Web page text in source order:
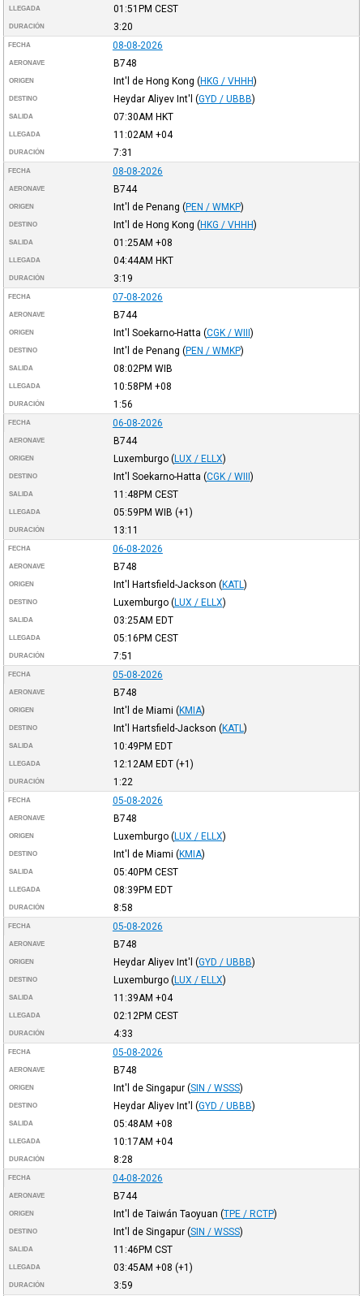
LLEGADA 01:51PM CEST
DURACIÓN 3:20
FECHA 08-08-2026
AERONAVE B748
ORIGEN Int'l de Hong Kong (HKG / VHHH)
DESTINO Heydar Aliyev Int'l (GYD / UBBB)
SALIDA 07:30AM HKT
LLEGADA 11:02AM +04
DURACIÓN 7:31
FECHA 08-08-2026
AERONAVE B744
ORIGEN Int'l de Penang (PEN / WMKP)
DESTINO Int'l de Hong Kong (HKG / VHHH)
SALIDA 01:25AM +08
LLEGADA 04:44AM HKT
DURACIÓN 3:19
FECHA 07-08-2026
AERONAVE B744
ORIGEN Int'l Soekarno-Hatta (CGK / WIII)
DESTINO Int'l de Penang (PEN / WMKP)
SALIDA 08:02PM WIB
LLEGADA 10:58PM +08
DURACIÓN 1:56
FECHA 06-08-2026
AERONAVE B744
ORIGEN Luxemburgo (LUX / ELLX)
DESTINO Int'l Soekarno-Hatta (CGK / WIII)
SALIDA 11:48PM CEST
LLEGADA 05:59PM WIB (+1)
DURACIÓN 13:11
FECHA 06-08-2026
AERONAVE B748
ORIGEN Int'l Hartsfield-Jackson (KATL )
DESTINO Luxemburgo (LUX / ELLX)
SALIDA 03:25AM EDT
LLEGADA 05:16PM CEST
DURACIÓN 7:51
FECHA 05-08-2026
AERONAVE B748
ORIGEN Int'l de Miami (KMIA)
DESTINO Int'l Hartsfield-Jackson (KATL )
SALIDA 10:49PM EDT
LLEGADA 12:12AM EDT(+1)
DURACIÓN 1:22
FECHA 05-08-2026
AERONAVE B748
ORIGEN Luxemburgo (LUX / ELLX)
DESTINO Int'l de Miami (KMIA)
SALIDA 05:40PM CEST
LLEGADA 08:39PM EDT
DURACIÓN 8:58
FECHA 05-08-2026
AERONAVE B748
ORIGEN Heydar Aliyev Int'l (GYD / UBBB)
DESTINO Luxemburgo (LUX / ELLX)
SALIDA 11:39AM +04
LLEGADA 02:12PM CEST
DURACIÓN 4:33
FECHA 05-08-2026
AERONAVE B748
ORIGEN Int'l de Singapur (SIN / WSSS)
DESTINO Heydar Aliyev Int'l (GYD / UBBB)
SALIDA 05:48AM +08
LLEGADA 10:17AM +04
DURACIÓN 8:28
FECHA 04-08-2026
AERONAVE B744
ORIGEN Int'l de Taiwán Taoyuan (TPE / RCTP)
DESTINO Int'l de Singapur (SIN / WSSS)
SALIDA 11:46PM CST
LLEGADA 03:45AM +08 (+1)
DURACIÓN 3:59